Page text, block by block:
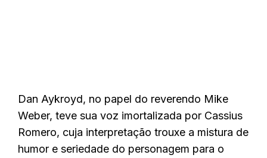
Dan Aykroyd, no papel do reverendo Mike
Weber, teve sua voz imortalizada por Cassius
Romero, cuja interpretação trouxe a mistura de
humor e seriedade do personagem para o